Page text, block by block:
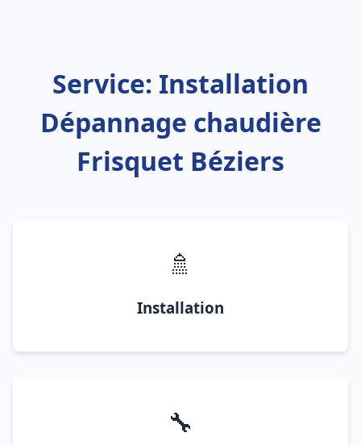
Service: Installation
Dépannage chaudière
Frisquet Béziers
🚿
Installation
🔧